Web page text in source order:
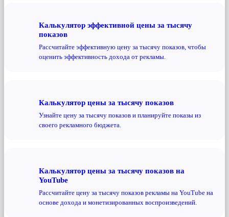
Калькулятор эффективной цены за тысячу
показов
Рассчитайте эффективную цену за тысячу показов, чтобы
оценить эффективность дохода от рекламы.
Калькулятор цены за тысячу показов
Узнайте цену за тысячу показов и планируйте показы из
своего рекламного бюджета.
Калькулятор цены за тысячу показов на
YouTube
Рассчитайте цену за тысячу показов рекламы на YouTube на
основе дохода и монетизированных воспроизведений.